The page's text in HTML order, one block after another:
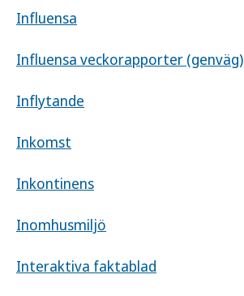
Influensa
Influensa veckorapporter (genväg)
Inflytande
Inkomst
Inkontinens
Inomhusmiljö
Interaktiva faktablad